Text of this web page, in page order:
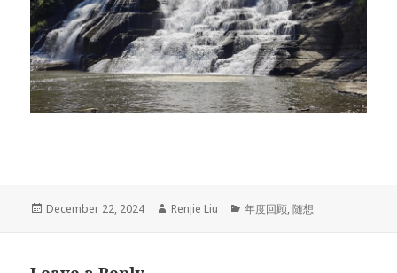
Posted
December 22, 2024 Author
Renjie Liu Categories
年度回顾,随想